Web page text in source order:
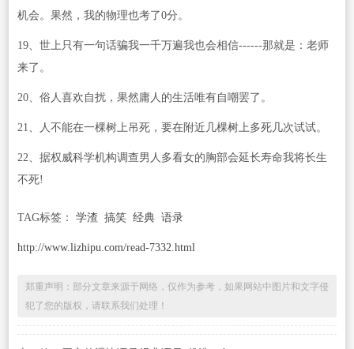
机会。果然，我的物理也考了0分。
19、世上只有一句话骗我一千万遍我也会相信------那就是：老师
来了。
20、俗人喜欢自扰，果然庸人的生活唯有自嘲罢了。
21、人不能在一棵树上吊死，要在附近几棵树上多死几次试试。
22、据权威科学机构调查男人多看女的胸部会延长寿命我将长生
不死!
TAG标签： 学渣 搞笑 经典 语录
http://www.lizhipu.com/read-7332.html
郑重声明：部分文章来源于网络，仅作为参考，如果网站中图片和文字侵
犯了您的版权，请联系我们处理！